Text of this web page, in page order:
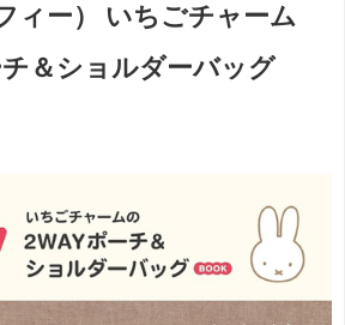
ィー） いちごチャーム
＆ショルダーバッグ